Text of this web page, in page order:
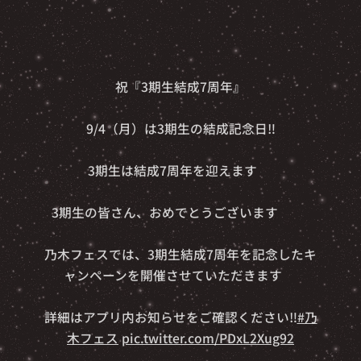
👑🎊祝『3期生結成7周年』🎊👑
9/4（月）は3期生の結成記念日‼️
3期生は結成7周年を迎えます✨
3期生の皆さん、おめでとうございます🎉🎶
乃木フェスでは、3期生結成7周年を記念したキ
ャンペーンを開催させていただきます✨
詳細はアプリ内お知らせをご確認ください‼️#乃
木フェス pic.twitter.com/PDxL2Xug92